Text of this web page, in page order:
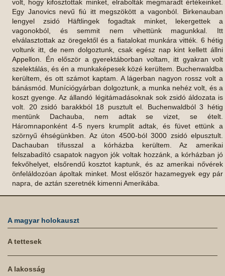
volt, hogy kifosztottak minket, elrabolták megmaradt értékeinket.
Egy Janovics nevű fiú itt megszökött a vagonból. Birkenauban
lengyel zsidó Häftlingek fogadtak minket, lekergettek a
vagonokból, és semmit nem vihettünk magunkkal. Itt
elválasztottak az öregektől és a fiatalokat munkára vitték. 6 hétig
voltunk itt, de nem dolgoztunk, csak egész nap kint kellett állni
Appellon. Én először a gyerektáborban voltam, itt gyakran volt
szelektálás, és én a munkaképesek közé kerültem. Buchenwaldba
kerültem, és ott számot kaptam. A lágerban nagyon rossz volt a
bánásmód. Muníciógyárban dolgoztunk, a munka nehéz volt, és a
koszt gyenge. Az állandó légitámadásoknak sok zsidó áldozata is
volt. 20 zsidó barakkból 18 pusztult el. Buchenwaldból 3 hétig
mentünk Dachauba, nem adtak se vizet, se ételt.
Háromnaponként 4-5 nyers krumplit adtak, és füvet ettünk a
szörnyű éhségünkben. Az úton 4500-ból 3000 zsidó elpusztult.
Dachauban tífusszal a kórházba kerültem. Az amerikai
felszabadító csapatok nagyon jók voltak hozzánk, a kórházban jó
fekvőhelyet, elsőrendű kosztot kaptunk, és az amerikai nővérek
önfeláldozóan ápoltak minket. Most először hazamegyek egy pár
napra, de aztán szeretnék kimenni Amerikába.
A magyar holokauszt
A tettesek
A lakosság